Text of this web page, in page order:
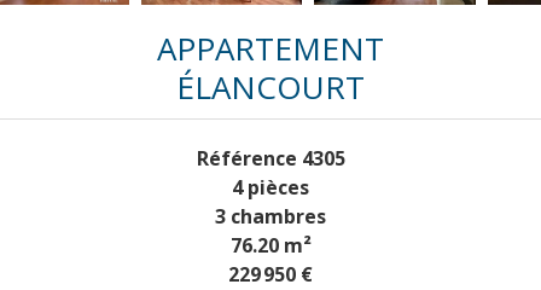
APPARTEMENT
ÉLANCOURT
Référence 4305
4 pièces
3 chambres
76.20m²
229 950 €